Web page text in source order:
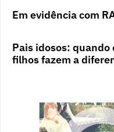
Em evidência com
Pais idosos: quando
filhos fazem a